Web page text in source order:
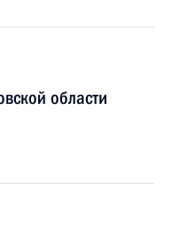
области